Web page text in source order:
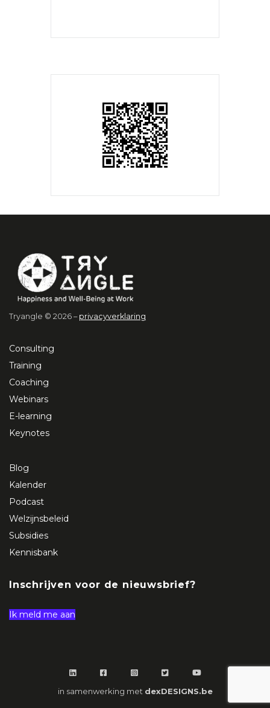
Tryangle © 2026 – privacyverklaring
Consulting
Training
Coaching
Webinars
E-learning
Keynotes
Blog
Kalender
Podcast
Welzijnsbeleid
Subsidies
Kennisbank
Inschrijven voor de nieuwsbrief?
Ik meld me aan
in samenwerking met dexDESIGNS.be